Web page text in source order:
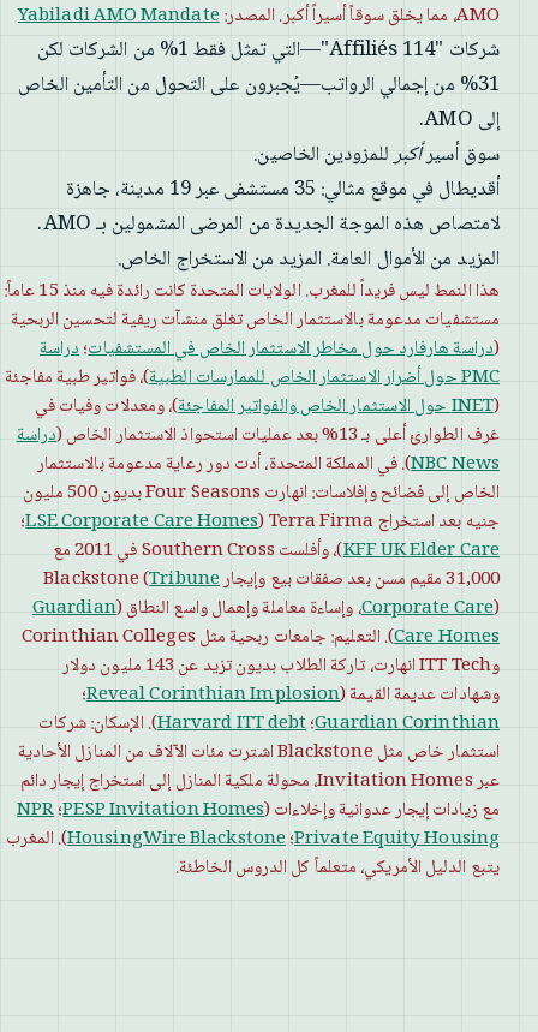
AMO، مما يخلق سوقاً أسيراً أكبر. المصدر:
Yabiladi AMO Mandate
شركات "Affiliés 114"—التي تمثل فقط 1% من الشركات لكن
31% من إجمالي الرواتب—يُجبرون على التحول من التأمين الخاص
إلى AMO.
سوق أسيرأكبرللمزودين الخاصين.
أقديطال في موقع مثالي: 35 مستشفى عبر 19 مدينة، جاهزة
لامتصاص هذه الموجة الجديدة من المرضى المشمولين بـ AMO.
المزيد من الأموال العامة. المزيد من الاستخراج الخاص.
هذا النمط ليس فريداً للمغرب. الولايات المتحدة كانت رائدة فيه منذ 15 عاماً:
مستشفيات مدعومة بالاستثمار الخاص تغلق منشآت ريفية لتحسين الربحية
دراسة هارفارد حول مخاطر الاستثمار الخاص في المستشفيات؛دراسة
PMC حول أضرار الاستثمار الخاص للممارسات الطبية
)، فواتير طبية مفاجئة
INET حول الاستثمار الخاص والفواتير المفاجئة
)، ومعدلات وفيات في
غرف الطوارئ أعلى بـ 13% بعد عمليات استحواذ الاستثمار الخاص (
دراسة
NBC News). في المملكة المتحدة، أدت دور رعاية مدعومة بالاستثمار
الخاص إلى فضائح وإفلاسات: انهارت Four Seasons بديون 500 مليون
جنيه بعد استخراج Terra Firma (
LSE Corporate Care Homes؛
KFF UK Elder Care
)، وأفلست Southern Cross في 2011 مع
31,000 مقيم مسن بعد صفقات بيع وإيجار Blackstone (
Tribune
Corporate Care
Guardian
Care Homes
). التعليم: جامعات ربحية مثل Corinthian Colleges
وITT Tech انهارت، تاركة الطلاب بديون تزيد عن 143 مليون دولار
وشهادات عديمة القيمة (Reveal Corinthian Implosion؛
Guardian Corinthian؛Harvard ITT debt). الإسكان: شركات
استثمار خاص مثل Blackstone اشترت مئات الآلاف من المنازل الأحادية
عبر Invitation Homes، محولة ملكية المنازل إلى استخراج إيجار دائم
مع زيادات إيجار عدوانية وإخلاءات (PESP Invitation Homes؛NPR
Private Equity Housing؛HousingWire Blackstone). المغرب
يتبع الدليل الأمريكي، متعلماً كل الدروس الخاطئة.